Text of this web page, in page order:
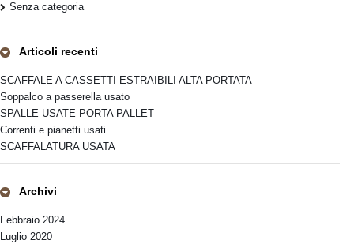
Senza categoria
Articoli recenti
SCAFFALE A CASSETTI ESTRAIBILI ALTA PORTATA
Soppalco a passerella usato
SPALLE USATE PORTA PALLET
Correnti e pianetti usati
SCAFFALATURA USATA
Archivi
Febbraio 2024
Luglio 2020